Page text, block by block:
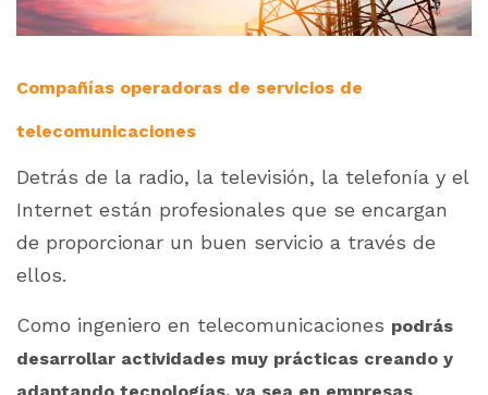
Compañías operadoras de servicios de
telecomunicaciones
Detrás de la radio, la televisión, la telefonía y el
Internet están profesionales que se encargan
de proporcionar un buen servicio a través de
ellos.
Como ingeniero en telecomunicaciones podrás
desarrollar actividades muy prácticas creando y